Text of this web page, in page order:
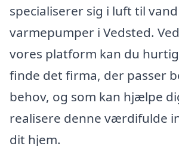
specialiserer sig i luft til vand
varmepumper i Vedsted.
vores platform kan du
finde det firma, der passer
behov, og som kan hjælpe
realisere denne værdifulde
dit hjem.